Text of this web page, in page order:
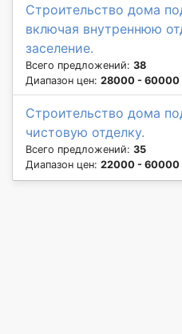
Строительство дома
включая внутреннюю
заселение.
Всего предложений: 38
Диапазон цен: 28000 - 60000
Строительство дома
чистовую отделку.
Всего предложений: 35
Диапазон цен: 22000 - 60000